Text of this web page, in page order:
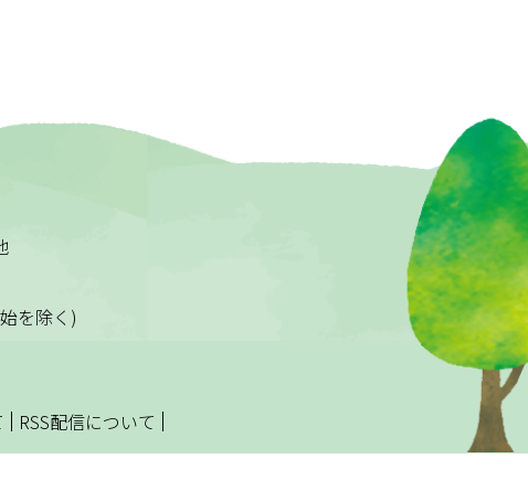
を除く)
| RSS配信について |